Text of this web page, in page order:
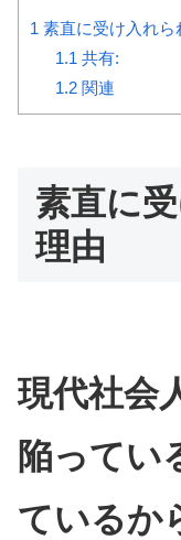
1 素直に受け入れら
1.1 共有:
1.2関連
素直に
理由
現代社会
陥ってい
ているか